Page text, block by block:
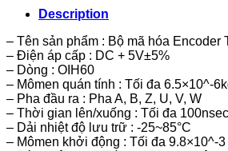
Description
– Tên sản phẩm : Bộ mã hóa Encoder
– Điện áp cấp : DC + 5V±5%
– Dòng : OIH60
– Mômen quán tính : Tối đa 6.5×10^-
– Pha đầu ra : Pha A, B, Z, U, V, W
– Thời gian lên/xuống : Tối đa 100nsec
– Dải nhiệt độ lưu trữ : -25~85°C
– Mômen khởi động : Tối đa 9.8×10^-